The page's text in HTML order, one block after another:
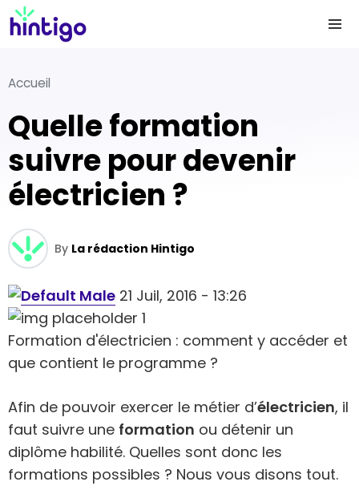
Accueil
Quelle formation
suivre pour devenir
électricien ?
By La rédaction Hintigo
21 Juil, 2016 - 13:26
Formation d'électricien : comment y accéder et
que contient le programme ?
Afin de pouvoir exercer le métier d’électricien, il
faut suivre une formation ou détenir un
diplôme habilité. Quelles sont donc les
formations possibles ? Nous vous disons tout.